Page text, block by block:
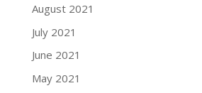
August 2021
July 2021
June 2021
May 2021